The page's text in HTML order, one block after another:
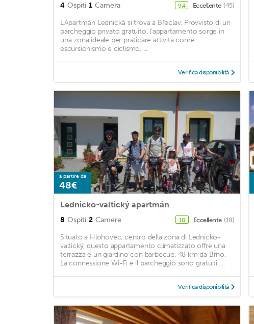
4 Ospiti 1 Camera 9,4 Eccellente (45)
L'Apartmán Lednická si trova a Břeclav. Provvisto di un
parcheggio privato gratuito, l'appartamento sorge in
una zona ideale per praticare attività come
escursionismo e ciclismo. ...
Verifica disponibilità
a partire da
48€
Lednicko-valtický apartmán
8 Ospiti 2 Camere 10 Eccellente (18)
Situato a Hlohovec, centro della zona di Lednicko-
valtický, questo appartamento climatizzato offre una
terrazza e un giardino con barbecue. 48 km da Brno.
La connessione Wi-Fi e il parcheggio sono gratuiti. ...
Verifica disponibilità